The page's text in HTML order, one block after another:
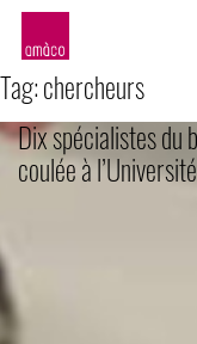
Tag:chercheurs
Dix spécialistes du
coulée à